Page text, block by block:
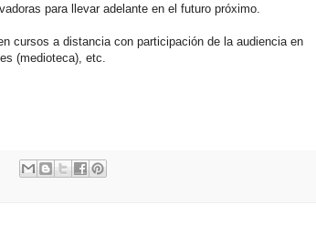
para llevar adelante en el futuro próximo.
cursos a distancia con participación de la audiencia en
(medioteca), etc.